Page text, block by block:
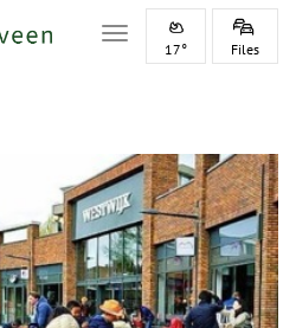
Toggle navigation
17° Files